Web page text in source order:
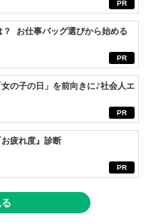
PR
PR
お仕事バッグ選びから始める
PR
の子の日」を前向きに♪社会人エ
PR
疲れ度』診断